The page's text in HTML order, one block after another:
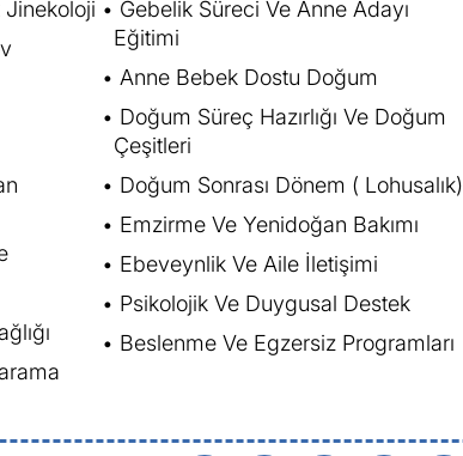
Jinekoloji
Gebelik Süreci Ve Anne Adayı
Eğitimi
Anne Bebek Dostu Doğum
Doğum Süreç Hazırlığı Ve Doğum
Çeşitleri
Doğum Sonrası Dönem ( Lohusalık)
Emzirme Ve Yenidoğan Bakımı
Ebeveynlik Ve Aile İletişimi
Psikolojik Ve Duygusal Destek
Beslenme Ve Egzersiz Programları